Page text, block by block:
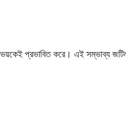
উভয়কেই প্রভাবিত করে। এই সম্ভাব্য